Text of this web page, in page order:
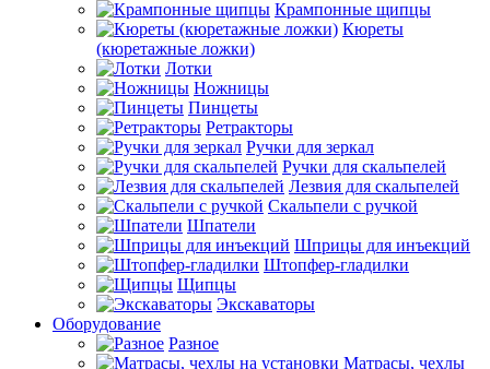
Крампонные щипцы
Кюреты
(кюретажные ложки)
Лотки
Ножницы
Пинцеты
Ретракторы
Ручки для зеркал
Ручки для скальпелей
Лезвия для скальпелей
Скальпели с ручкой
Шпатели
Шприцы для инъекций
Штопфер-гладилки
Щипцы
Экскаваторы
Оборудование
Разное
Матрасы, чехлы